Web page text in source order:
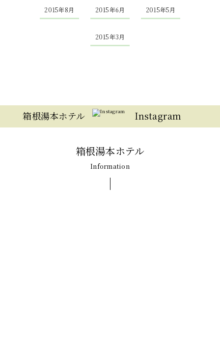
2015年8月 2015年6月 2015年5月
2015年3月
箱根湯本ホテル Instagram
箱根湯本ホテル
Information